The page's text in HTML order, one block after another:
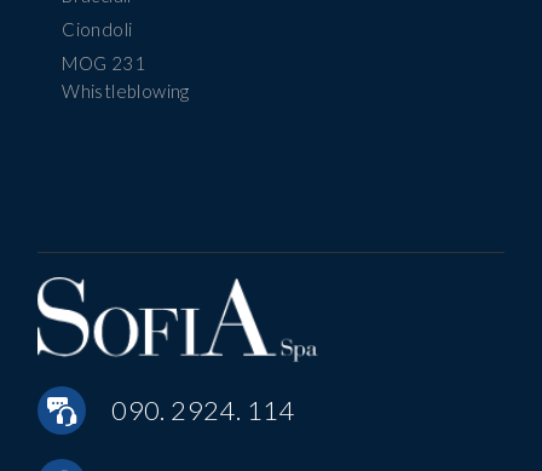
Ciondoli
MOG 231
Whistleblowing
090. 2924. 114